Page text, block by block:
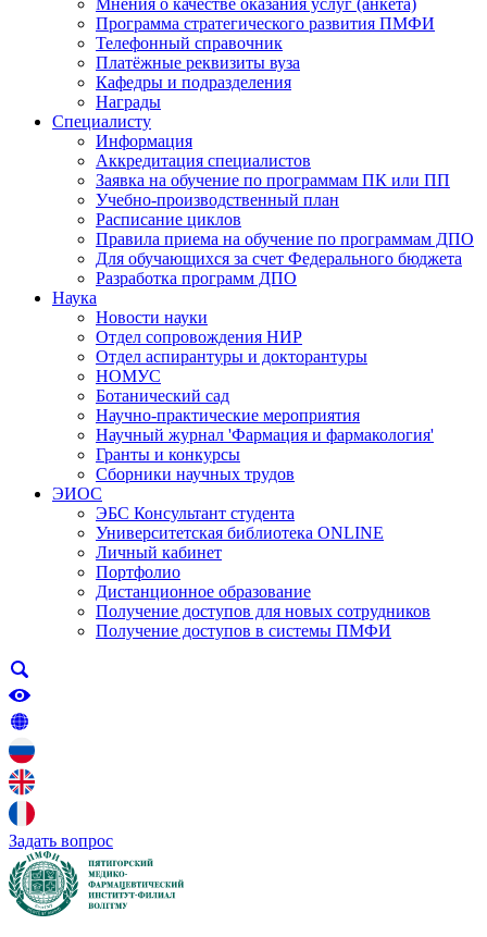
Мнения о качестве оказания услуг (анкета)
Программа стратегического развития ПМФИ
Телефонный справочник
Платёжные реквизиты вуза
Кафедры и подразделения
Награды
Специалисту
Информация
Аккредитация специалистов
Заявка на обучение по программам ПК или ПП
Учебно-производственный план
Расписание циклов
Правила приема на обучение по программам ДПО
Для обучающихся за счет Федерального бюджета
Разработка программ ДПО
Наука
Новости науки
Отдел сопровождения НИР
Отдел аспирантуры и докторантуры
НОМУС
Ботанический сад
Научно-практические мероприятия
Научный журнал 'Фармация и фармакология'
Гранты и конкурсы
Сборники научных трудов
ЭИОС
ЭБС Консультант студента
Университетская библиотека ONLINE
Личный кабинет
Портфолио
Дистанционное образование
Получение доступов для новых сотрудников
Получение доступов в системы ПМФИ
Задать вопрос